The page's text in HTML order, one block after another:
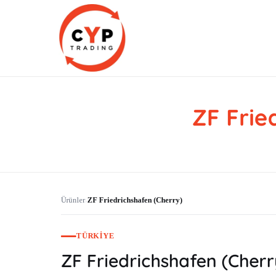
ZF
Ürünler›ZF Friedrichshafen (Cherry)
TÜRKIYE
ZF Friedrichshafen